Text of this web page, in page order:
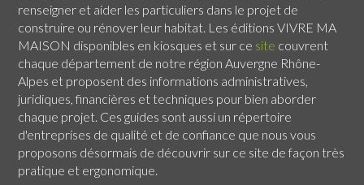
renseigner et aider les particuliers dans le projet de
construire ou rénover leur habitat. Les éditions VIVRE MA
MAISON disponibles en kiosques et sur ce site couvrent
chaque département de notre région Auvergne Rhône-
Alpes et proposent des informations administratives,
juridiques, financières et techniques pour bien aborder
chaque projet. Ces guides sont aussi un répertoire
d'entreprises de qualité et de confiance que nous vous
proposons désormais de découvrir sur ce site de façon très
pratique et ergonomique.